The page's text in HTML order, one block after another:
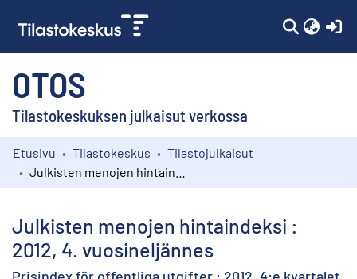
OTOS
Tilastokeskuksen julkaisut verkossa
Kokoelmat
Etusivu Tilastokeskus
Tilastojulkaisut
Julkisten menojen hintaindeksi :
2012, 4. vuosineljännes